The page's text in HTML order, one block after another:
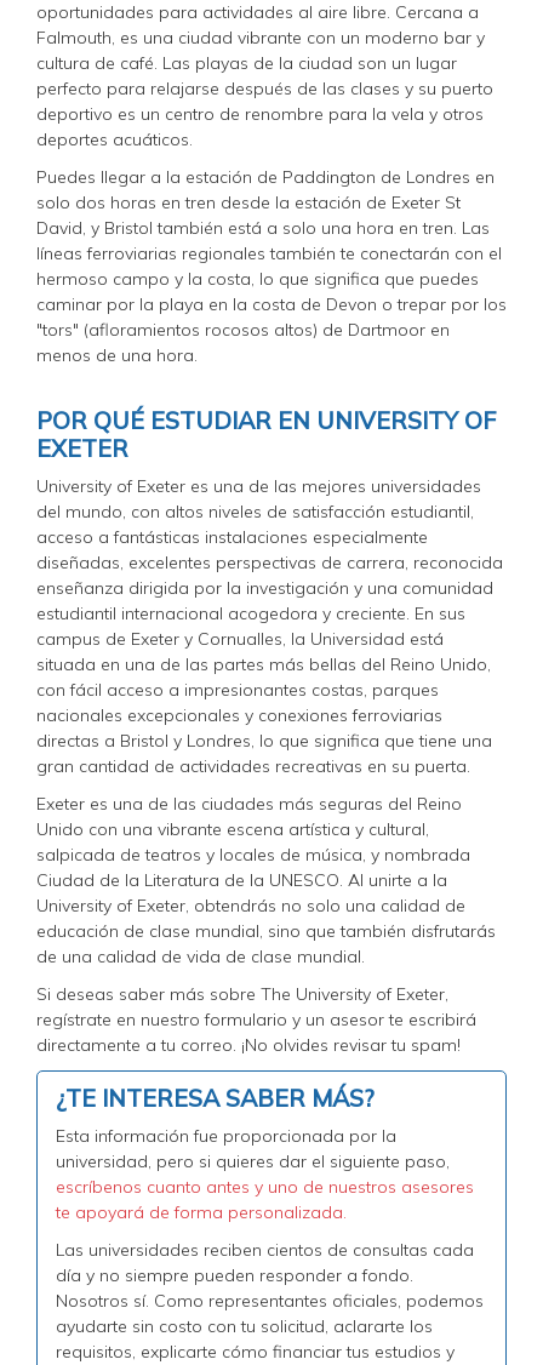
oportunidades para actividades al aire libre. Cercana a
Falmouth, es una ciudad vibrante con un moderno bar y
cultura de café. Las playas de la ciudad son un lugar
perfecto para relajarse después de las clases y su puerto
deportivo es un centro de renombre para la vela y otros
deportes acuáticos.
Puedes llegar a la estación de Paddington de Londres en
solo dos horas en tren desde la estación de Exeter St
David, y Bristol también está a solo una hora en tren. Las
líneas ferroviarias regionales también te conectarán con el
hermoso campo y la costa, lo que significa que puedes
caminar por la playa en la costa de Devon o trepar por los
"tors" (afloramientos rocosos altos) de Dartmoor en
menos de una hora.
POR QUÉ ESTUDIAR EN UNIVERSITY OF
EXETER
University of Exeter es una de las mejores universidades
del mundo, con altos niveles de satisfacción estudiantil,
acceso a fantásticas instalaciones especialmente
diseñadas, excelentes perspectivas de carrera, reconocida
enseñanza dirigida por la investigación y una comunidad
estudiantil internacional acogedora y creciente. En sus
campus de Exeter y Cornualles, la Universidad está
situada en una de las partes más bellas del Reino Unido,
con fácil acceso a impresionantes costas, parques
nacionales excepcionales y conexiones ferroviarias
directas a Bristol y Londres, lo que significa que tiene una
gran cantidad de actividades recreativas en su puerta.
Exeter es una de las ciudades más seguras del Reino
Unido con una vibrante escena artística y cultural,
salpicada de teatros y locales de música, y nombrada
Ciudad de la Literatura de la UNESCO. Al unirte a la
University of Exeter, obtendrás no solo una calidad de
educación de clase mundial, sino que también disfrutarás
de una calidad de vida de clase mundial.
Si deseas saber más sobre The University of Exeter,
regístrate en nuestro formulario y un asesor te escribirá
directamente a tu correo. ¡No olvides revisar tu spam!
¿TE INTERESA SABER MÁS?
Esta información fue proporcionada por la
universidad, pero si quieres dar el siguiente paso,
escríbenos cuanto antes y uno de nuestros asesores
te apoyará de forma personalizada.
Las universidades reciben cientos de consultas cada
día y no siempre pueden responder a fondo.
Nosotros sí. Como representantes oficiales, podemos
ayudarte sin costo con tu solicitud, aclararte los
requisitos, explicarte cómo financiar tus estudios y